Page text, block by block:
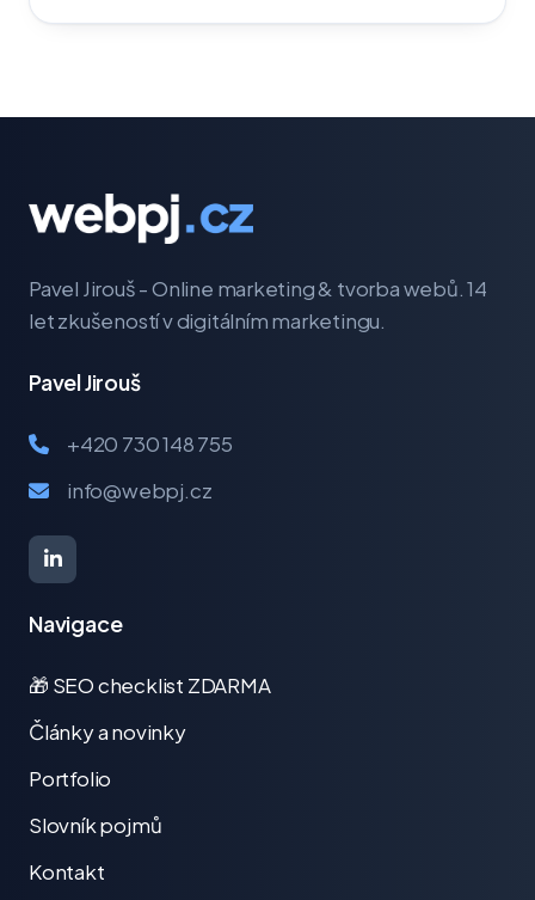
Pavel Jirouš - Online marketing & tvorba webů. 14
let zkušeností v digitálním marketingu.
Pavel Jirouš
+420 730 148 755
info@webpj.cz
Navigace
🎁 SEO checklist ZDARMA
Články a novinky
Portfolio
Slovník pojmů
Kontakt